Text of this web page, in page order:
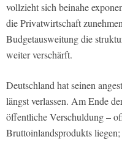
vollzieht sich beinahe
die Privatwirtschaft
Budgetausweitung die
weiter verschärft.
Deutschland hat seinen
längst verlassen. Am Ende
öffentliche Verschuldung –
Bruttoinlandsprodukts